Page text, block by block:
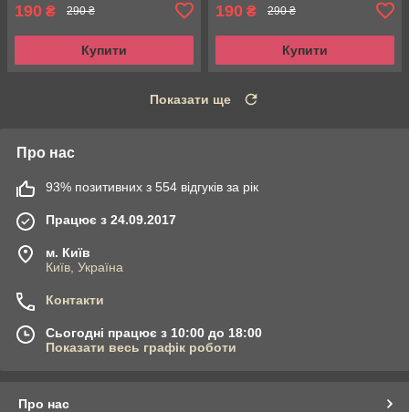
190 ₴ 290 ₴
Купити
190 ₴ 290 ₴
Купити
Показати ще
Про нас
93% позитивних з 554 відгуків за рік
Працює з 24.09.2017
м. Київ
Київ, Україна
Контакти
Сьогодні працює з 10:00 до 18:00
Показати весь графік роботи
Про нас